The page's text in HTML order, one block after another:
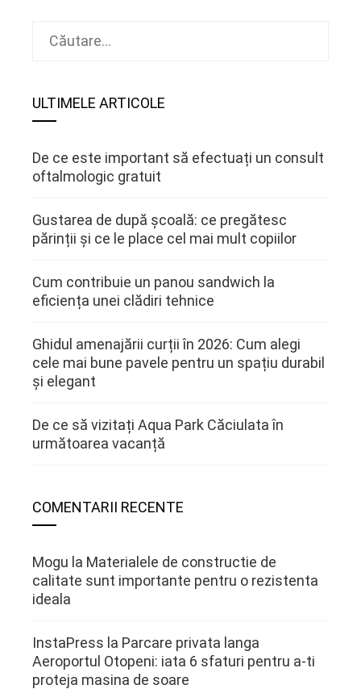
Caută
ULTIMELE ARTICOLE
De ce este important să efectuați un consult
oftalmologic gratuit
Gustarea de după școală: ce pregătesc
părinții și ce le place cel mai mult copiilor
Cum contribuie un panou sandwich la
eficiența unei clădiri tehnice
Ghidul amenajării curții în 2026: Cum alegi
cele mai bune pavele pentru un spațiu durabil
și elegant
De ce să vizitați Aqua Park Căciulata în
următoarea vacanță
COMENTARII RECENTE
Mogu la Materialele de constructie de
calitate sunt importante pentru o rezistenta
ideala
InstaPress la Parcare privata langa
Aeroportul Otopeni: iata 6 sfaturi pentru a-ti
proteja masina de soare